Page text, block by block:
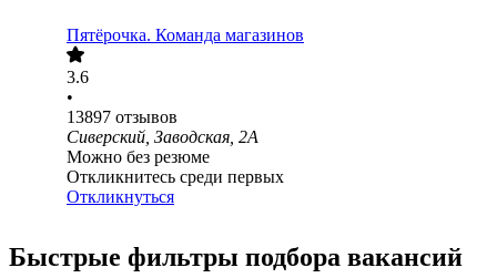
Пятёрочка. Команда магазинов
3.6
•
13897 отзывов
Сиверский, Заводская, 2А
Можно без резюме
Откликнитесь среди первых
Откликнуться
Быстрые фильтры подбора вакансий